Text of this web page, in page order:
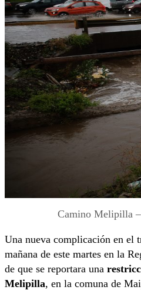
Camino Melipilla
Una nueva complicación en el
mañana de este martes en la
de que se reportara una
Melipilla, en la comuna de